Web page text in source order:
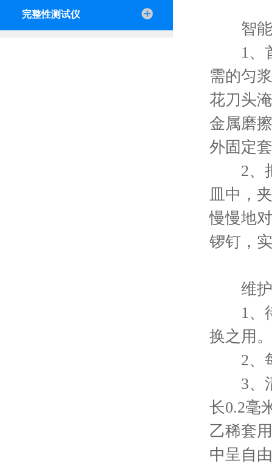
完整性测试仪
智能
1、首
需的匀
花刀头
金属磨
外固定
2、把
皿中，
慢慢地
锣钉，
维护
1、待
换之用
2、每
3、清
长0.2毫
乙稀套
中呈自